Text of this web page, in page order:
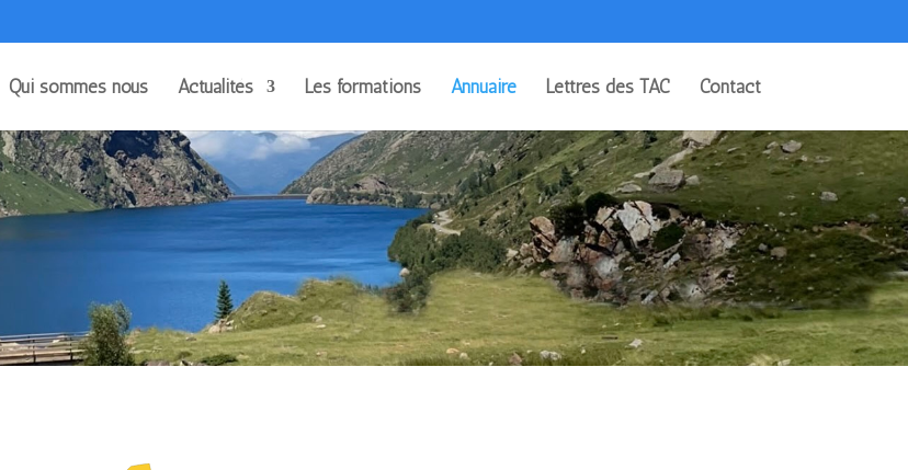
Qui sommes nous Actualités Les formations Annuaire Lettres des TAC Contact